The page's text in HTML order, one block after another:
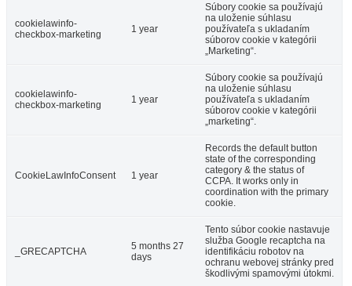
cookielawinfo-
checkbox-marketing
1 year
Súbory cookie sa používajú
na uloženie súhlasu
používateľa s ukladaním
súborov cookie v kategórii
„Marketing“.
cookielawinfo-
checkbox-marketing
1 year
Súbory cookie sa používajú
na uloženie súhlasu
používateľa s ukladaním
súborov cookie v kategórii
„marketing“.
CookieLawInfoConsent 1 year
Records the default button
state of the corresponding
category & the status of
CCPA. It works only in
coordination with the primary
cookie.
_GRECAPTCHA
5 months 27
days
Tento súbor cookie nastavuje
služba Google recaptcha na
identifikáciu robotov na
ochranu webovej stránky pred
škodlivými spamovými útokmi.